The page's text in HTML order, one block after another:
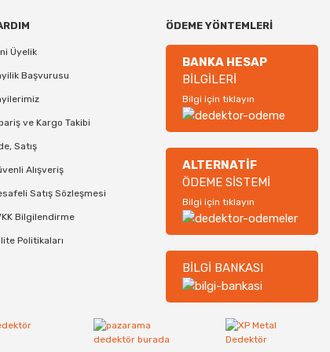
Üyelik
Başvurusu
ve Kargo Takibi
Satış
Alışveriş
Satış Sözleşmesi
Bilgilendirme
Politikaları
ÖDEME YÖNTEMLERİ
BANKA HESAP
BİLGİLERİ
Bilgi için tıklayın
ALTERNATİF
ÖDEME SİSTEMİ
Bilgi için tıklayın
BİLGİ BANKASI